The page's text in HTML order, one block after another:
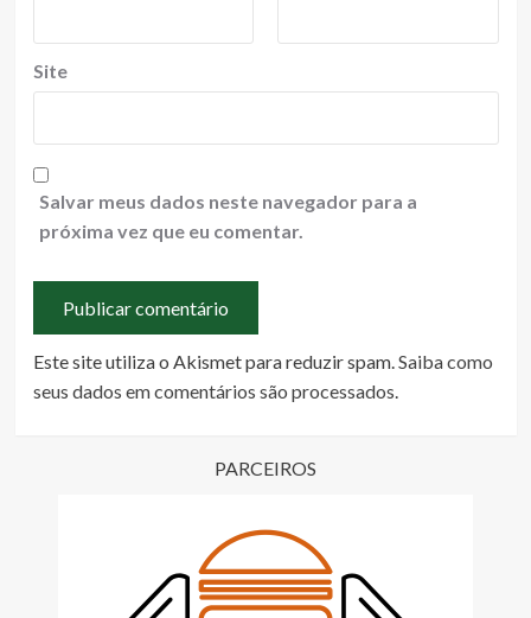
Site
Salvar meus dados neste navegador para a
próxima vez que eu comentar.
Este site utiliza o Akismet para reduzir spam.Saiba como
seus dados em comentários são processados.
PARCEIROS